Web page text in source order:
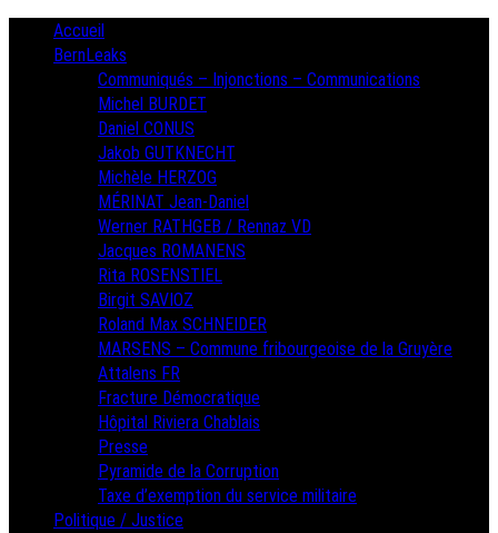
PrimaryAccueil
BernLeaks
Communiqués – Injonctions – Communications
Michel BURDET
Daniel CONUS
Jakob GUTKNECHT
Michèle HERZOG
MÉRINAT Jean-Daniel
Werner RATHGEB / Rennaz VD
Jacques ROMANENS
Rita ROSENSTIEL
Birgit SAVIOZ
Roland Max SCHNEIDER
MARSENS – Commune fribourgeoise de la Gruyère
Attalens FR
Fracture Démocratique
Hôpital Riviera Chablais
Presse
Pyramide de la Corruption
Taxe d’exemption du service militaire
Politique / Justice